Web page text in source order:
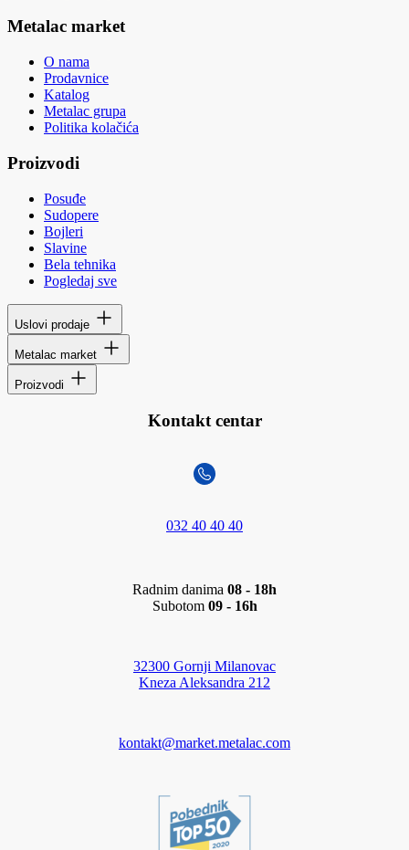
Metalac market
O nama
Prodavnice
Katalog
Metalac grupa
Politika kolačića
Proizvodi
Posuđe
Sudopere
Bojleri
Slavine
Bela tehnika
Pogledaj sve
Uslovi prodaje
Metalac market
Proizvodi
Kontakt centar
032 40 40 40
Radnim danima 08 - 18h
Subotom 09 - 16h
32300 Gornji Milanovac
Kneza Aleksandra 212
kontakt@market.metalac.com